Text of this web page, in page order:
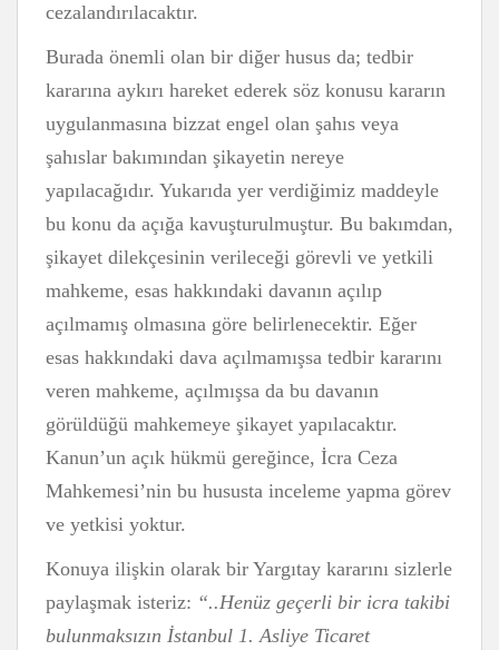
cezalandırılacaktır.
Burada önemli olan bir diğer husus da; tedbir
kararına aykırı hareket ederek söz konusu kararın
uygulanmasına bizzat engel olan şahıs veya
şahıslar bakımından şikayetin nereye
yapılacağıdır. Yukarıda yer verdiğimiz maddeyle
bu konu da açığa kavuşturulmuştur. Bu bakımdan,
şikayet dilekçesinin verileceği görevli ve yetkili
mahkeme, esas hakkındaki davanın açılıp
açılmamış olmasına göre belirlenecektir. Eğer
esas hakkındaki dava açılmamışsa tedbir kararını
veren mahkeme, açılmışsa da bu davanın
görüldüğü mahkemeye şikayet yapılacaktır.
Kanun’un açık hükmü gereğince, İcra Ceza
Mahkemesi’nin bu hususta inceleme yapma görev
ve yetkisi yoktur.
Konuya ilişkin olarak bir Yargıtay kararını sizlerle
paylaşmak isteriz: “..Henüz geçerli bir icra takibi
bulunmaksızın İstanbul 1. Asliye Ticaret